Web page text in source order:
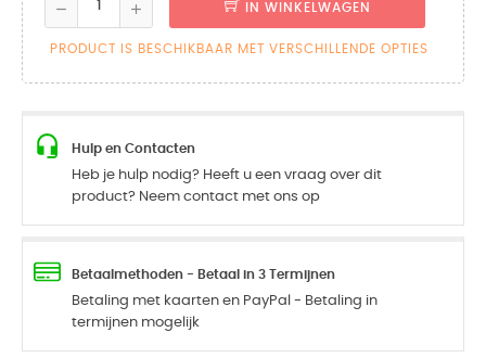
IN WINKELWAGEN
PRODUCT IS BESCHIKBAAR MET VERSCHILLENDE OPTIES
Hulp en Contacten
Heb je hulp nodig? Heeft u een vraag over dit
product? Neem contact met ons op
Betaalmethoden - Betaal in 3 Termijnen
Betaling met kaarten en PayPal - Betaling in
termijnen mogelijk